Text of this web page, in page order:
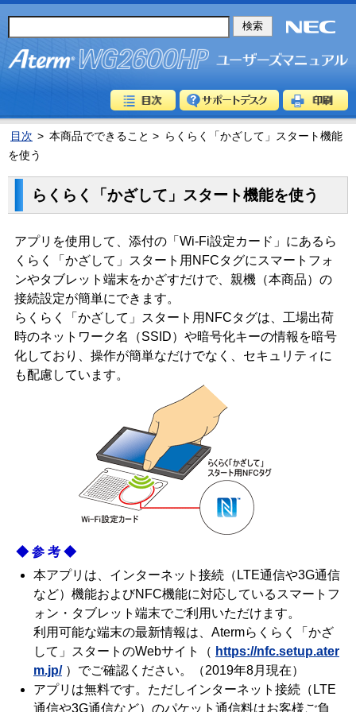
目次 > 本商品でできること > らくらく「かざして」スタート機能
を使う
らくらく「かざして」スタート機能を使う
アプリを使用して、添付の「Wi-Fi設定カード」にあるら
くらく「かざして」スタート用NFCタグにスマートフォ
ンやタブレット端末をかざすだけで、親機（本商品）の
接続設定が簡単にできます。
らくらく「かざして」スタート用NFCタグは、工場出荷
時のネットワーク名（SSID）や暗号化キーの情報を暗号
化しており、操作が簡単なだけでなく、セキュリティに
も配慮しています。
◆参考◆
本アプリは、インターネット接続（LTE通信や3G通信
など）機能およびNFC機能に対応しているスマートフ
ォン・タブレット端末でご利用いただけます。
利用可能な端末の最新情報は、Atermらくらく「かざ
して」スタートのWebサイト（ https://nfc.setup.ater
m.jp/）でご確認ください。（2019年8月現在）
アプリは無料です。ただしインターネット接続（LTE
通信や3G通信など）のパケット通信料はお客様ご負